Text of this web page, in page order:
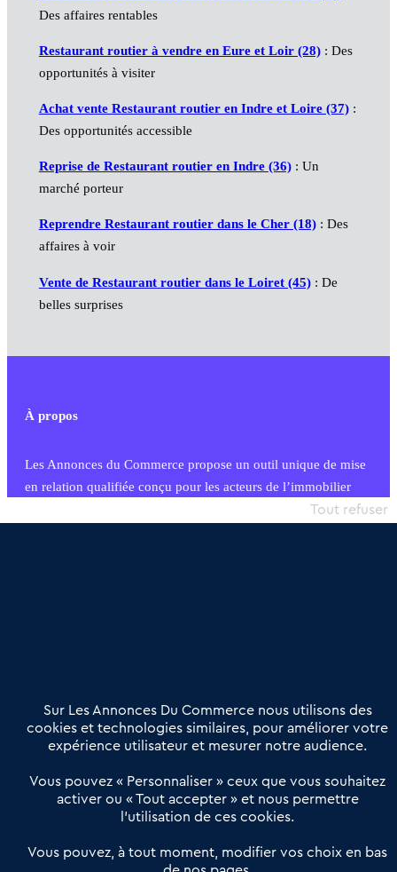
Des affaires rentables
Restaurant routier à vendre en Eure et Loir (28): Des
opportunités à visiter
Achat vente Restaurant routier en Indre et Loire (37):
Des opportunités accessible
Reprise de Restaurant routier en Indre (36): Un
marché porteur
Reprendre Restaurant routier dans le Cher (18): Des
affaires à voir
Vente de Restaurant routier dans le Loiret (45): De
belles surprises
À propos
Les Annonces du Commerce propose un outil unique de mise
en relation qualifiée conçu pour les acteurs de l’immobilier
commercial et les collectivités territoriales, simple et intégrant
Offres Pro
Actualités
Qui sommes nous ?
Derniers articles
Réseau 3C : un partenaire national dédié aux transactions
Petitscommerces : Un partenariat au service du commerce de
Sur Les Annonces Du Commerce nous utilisons des
cookies et technologies similaires, pour améliorer votre
expérience utilisateur et mesurer notre audience.
Vous pouvez « Personnaliser » ceux que vous souhaitez
activer ou « Tout accepter » et nous permettre
l’utilisation de ces cookies.
Vous pouvez, à tout moment, modifier vos choix en bas
Tout refuser